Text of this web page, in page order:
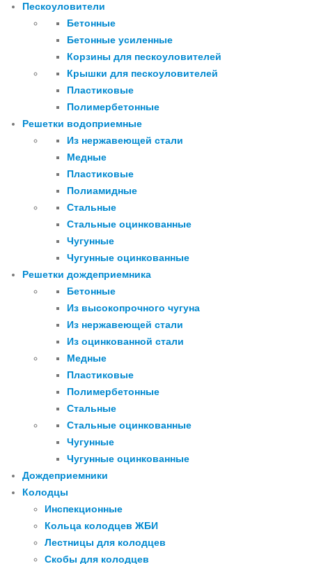
Пескоуловители
Бетонные
Бетонные усиленные
Корзины для пескоуловителей
Крышки для пескоуловителей
Пластиковые
Полимербетонные
Решетки водоприемные
Из нержавеющей стали
Медные
Пластиковые
Полиамидные
Стальные
Стальные оцинкованные
Чугунные
Чугунные оцинкованные
Решетки дождеприемника
Бетонные
Из высокопрочного чугуна
Из нержавеющей стали
Из оцинкованной стали
Медные
Пластиковые
Полимербетонные
Стальные
Стальные оцинкованные
Чугунные
Чугунные оцинкованные
Дождеприемники
Колодцы
Инспекционные
Кольца колодцев ЖБИ
Лестницы для колодцев
Скобы для колодцев